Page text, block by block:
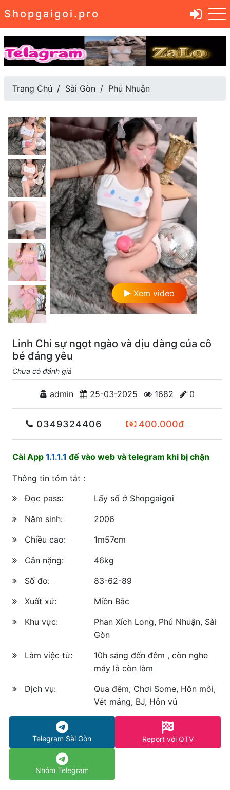
Shopgaigoi.pro
Trang Chủ Sài Gòn Phú Nhuận
Xem video
Linh Chi sự ngọt ngào và dịu dàng của cô
bé đáng yêu
Chưa có đánh giá
admin 25-03-2025 1682 0
0349324406 400.000đ
Cài App 1.1.1.1 để vào web và telegram khi bị chặn
Thông tin tóm tắt :
Đọc pass:
Lấy số ở Shopgaigoi
Năm sinh:
2006
Chiều cao:
1m57cm
Cân nặng:
46kg
Số đo:
83-62-89
Xuất xứ:
Miền Bắc
Khu vực:
Phan Xích Long, Phú Nhuận, Sài
Gòn
Làm việc từ:
10h sáng đến đêm , còn nghe
máy là còn làm
Dịch vụ:
Qua đêm, Chơi Some, Hôn môi,
Vét máng, BJ, Hôn vú
Telegram Sài Gòn Report với QTV
Nhóm Telegram